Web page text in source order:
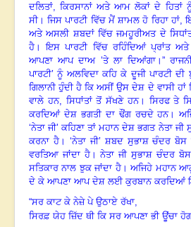
ਦਲਿਤਾਂ,ਕਿਰਸਾਨਾਂ ਅਤੇ ਆਮ ਲੋਕਾਂ ਦੇ ਹਿਤਾਂ
ਸੀ।ਜਿਸ ਪਾਰਟੀ ਵਿੱਚ ਮੈਂ ਸ਼ਾਮਲ ਹੋ ਰਿਹਾ ਹਾਂ,
ਅਤੇ ਅਸਲੀ ਸ਼ਬਦਾਂ ਵਿੱਚ ਜਮਹੂਰੀਅਤ ਦੇ
ਹੈ ।ਇਸ ਪਾਰਟੀ ਵਿੱਚ ਰਹਿੰਦਿਆਂ ਪ੍ਰਾਂਤ
ਆਪਣਾ ਆਪ ਦਾਅ ’ਤੇ ਲਾ ਦਿਆਂਗਾ ।”
ਪਾਰਟੀ’ ਨੂੰ ਅਲਵਿਦਾ ਕਹਿ ਕੇ ਦੂਜੀ ਪਾਰਟੀ
ਗਿਲਾਨੀ ਹੁੰਦੀ ਹੈ ਕਿ ਅਸੀਂ ਉਸ ਦੇਸ਼ ਦੇ ਵਾਸੀ ਹਾਂ
ਵਾਲੇ ਹਨ, ਸਿਧਾਂਤਾਂ ਤੋਂ ਸੱਖਣੇ ਹਨ। ਸਿਰਫ ਤੇ
ਕਰਦਿਆਂ ਦੇਸ਼ ਭਗਤੀ ਦਾ ਢੌਂਗ ਰਚਦੇ ਹਨ।
‘ਨੇਤਾ ਜੀ’ ਕਹਿਣਾ ਤਾਂ ਮਹਾਨ ਦੇਸ਼ ਭਗਤ ਨੇਤਾ
ਕਰਨਾ ਹੈ। ‘ਨੇਤਾ ਜੀ’ ਸ਼ਬਦ ਸੁਭਾਸ਼ ਚੰਦਰ ਬੋਸ
ਵਰਤਿਆ ਜਾਂਦਾ ਹੈ।ਨੇਤਾ ਜੀ ਸੁਭਾਸ਼ ਚੰਦਰ
ਸਤਿਕਾਰ ਨਾਲ ਝੁਕ ਜਾਂਦਾ ਹੈ।ਅਜਿਹੇ ਮਹਾਨ
ਦੇ ਕੇ ਆਪਣਾ ਆਪ ਦੇਸ਼ ਲਈ ਕੁਰਬਾਨ ਕਰਦਿਆਂ
“ਸਰ ਕਾਟ ਕੇ ਨੇਜ਼ੇ ਪੇ ਉਠਾਏ ਰੱਖਾ,
ਸਿਰਫ਼ ਯੇਹ ਜ਼ਿੱਦ ਥੀ ਕਿ ਸਰ ਆਪਣਾ ਭੀ ਊਂਚਾ